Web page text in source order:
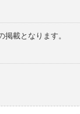
載となります。